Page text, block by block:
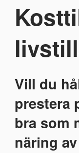
Vill du
prestera
bra som
näring